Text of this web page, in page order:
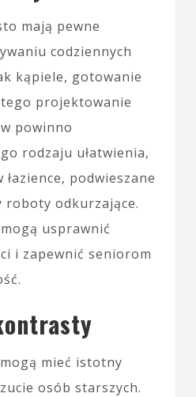
mają pewne
codziennych
kąpiele, gotowanie
projektowanie
powinno
rodzaju ułatwienia,
podwieszane
roboty odkurzające.
usprawnić
i zapewnić seniorom
mieć istotny
osób starszych.